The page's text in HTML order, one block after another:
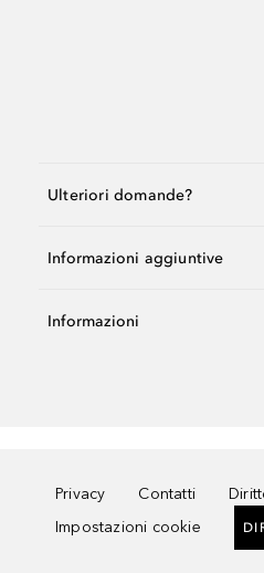
Ulteriori domande?
Informazioni aggiuntive
Informazioni
Privacy Contatti
Impostazioni cookie